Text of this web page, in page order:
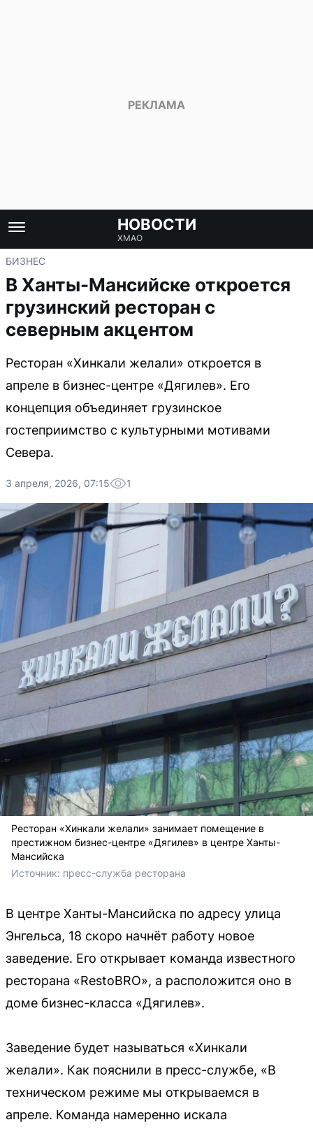
НОВОСТИ
ХМАО
БИЗНЕС
В Ханты-Мансийске откроется
грузинский ресторан с
северным акцентом
Ресторан «Хинкали желали» откроется в
апреле в бизнес-центре «Дягилев». Его
концепция объединяет грузинское
гостеприимство с культурными мотивами
Севера.
3 апреля, 2026, 07:15 1
Ресторан «Хинкали желали» занимает помещение в
престижном бизнес-центре «Дягилев» в центре Ханты-
Мансийска
Источник: пресс-служба ресторана
В центре Ханты-Мансийска по адресу улица
Энгельса, 18 скоро начнёт работу новое
заведение. Его открывает команда известного
ресторана «RestoBRO», а расположится оно в
доме бизнес-класса «Дягилев».
Заведение будет называться «Хинкали
желали». Как пояснили в пресс-службе, «В
техническом режиме мы открываемся в
апреле. Команда намеренно искала